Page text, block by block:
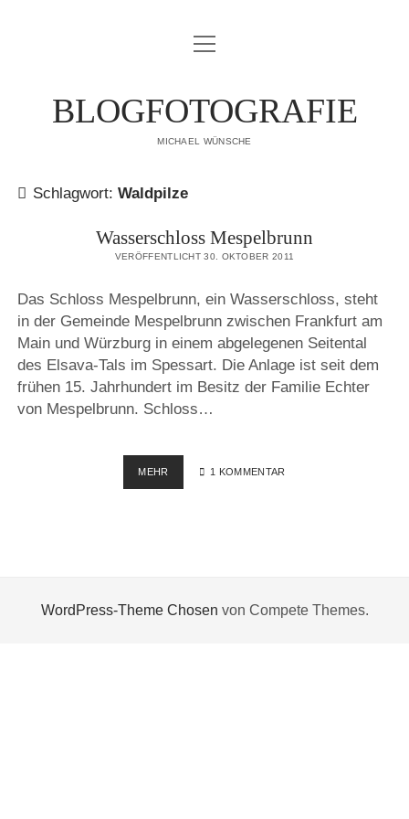
IMPRESSUM
Menü
öffnen
BLOGFOTOGRAFIE
MICHAEL WÜNSCHE
Schlagwort: Waldpilze
Wasserschloss Mespelbrunn
VERÖFFENTLICHT 30. OKTOBER 2011
Das Schloss Mespelbrunn, ein Wasserschloss, steht
in der Gemeinde Mespelbrunn zwischen Frankfurt am
Main und Würzburg in einem abgelegenen Seitental
des Elsava-Tals im Spessart. Die Anlage ist seit dem
frühen 15. Jahrhundert im Besitz der Familie Echter
von Mespelbrunn. Schloss…
MEHR WASSERSCHLOSS
MESPELBRUNN
1 KOMMENTAR
WordPress-Theme Chosen von Compete Themes.